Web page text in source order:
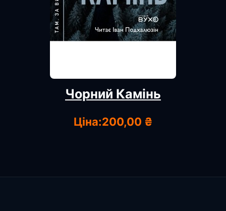
Чорний Камінь
Ціна:200,00 ₴